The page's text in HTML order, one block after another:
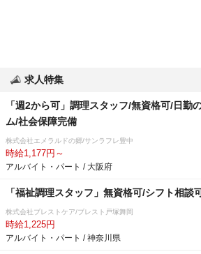
求人特集
「週2から可」調理スタッフ/無資格可/日勤
ム/社会保障完備
株式会社エメラルドの郷/サンラフレ豊中
時給1,177円～
アルバイト・パート / 大阪府
「福祉調理スタッフ」無資格可/シフト相談
株式会社ブレストケア/ブレスト戸塚舞岡
時給1,225円
アルバイト・パート / 神奈川県